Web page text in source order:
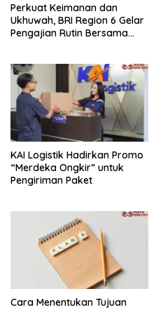
Perkuat Keimanan dan
Ukhuwah, BRI Region 6 Gelar
Pengajian Rutin Bersama
KAI Logistik Hadirkan Promo
“Merdeka Ongkir” untuk
Pengiriman Paket
Cara Menentukan Tujuan